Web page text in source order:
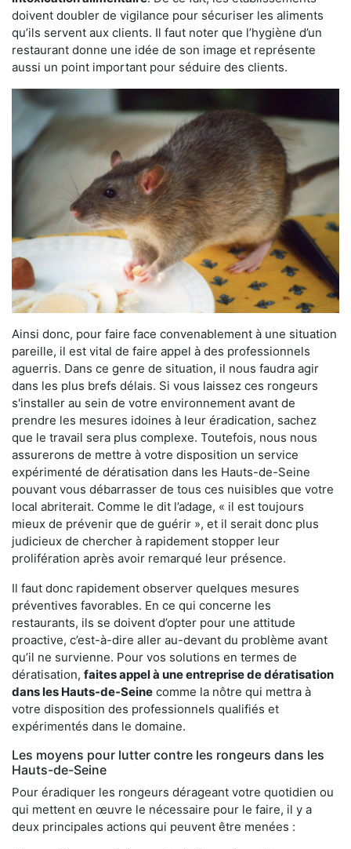
doivent doubler de vigilance pour sécuriser les aliments
qu’ils servent aux clients. Il faut noter que l’hygiène d’un
restaurant donne une idée de son image et représente
aussi un point important pour séduire des clients.
Ainsi donc, pour faire face convenablement à une situation
pareille, il est vital de faire appel à des professionnels
aguerris. Dans ce genre de situation, il nous faudra agir
dans les plus brefs délais. Si vous laissez ces rongeurs
s'installer au sein de votre environnement avant de
prendre les mesures idoines à leur éradication, sachez
que le travail sera plus complexe. Toutefois, nous nous
assurerons de mettre à votre disposition un service
expérimenté de dératisation dans les Hauts-de-Seine
pouvant vous débarrasser de tous ces nuisibles que votre
local abriterait. Comme le dit l’adage, « il est toujours
mieux de prévenir que de guérir », et il serait donc plus
judicieux de chercher à rapidement stopper leur
prolifération après avoir remarqué leur présence.
Il faut donc rapidement observer quelques mesures
préventives favorables. En ce qui concerne les
restaurants, ils se doivent d’opter pour une attitude
proactive, c’est-à-dire aller au-devant du problème avant
qu’il ne survienne. Pour vos solutions en termes de
dératisation, faites appel à une entreprise de dératisation
dans les Hauts-de-Seine comme la nôtre qui mettra à
votre disposition des professionnels qualifiés et
expérimentés dans le domaine.
Les moyens pour lutter contre les rongeurs dans les
Hauts-de-Seine
Pour éradiquer les rongeurs dérageant votre quotidien ou
qui mettent en œuvre le nécessaire pour le faire, il y a
deux principales actions qui peuvent être menées :